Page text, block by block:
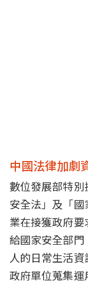
中國法律加劇
數位發展部特
安全法」及「
業在接獲政府
給國家安全部
人的日常生活
政府單位蒐集